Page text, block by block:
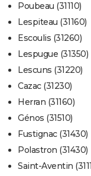
Poubeau (31110)
Lespiteau (31160)
Escoulis (31260)
Lespugue (31350)
Lescuns (31220)
Cazac (31230)
Herran (31160)
Génos (31510)
Fustignac (31430)
Polastron (31430)
Saint-Aventin